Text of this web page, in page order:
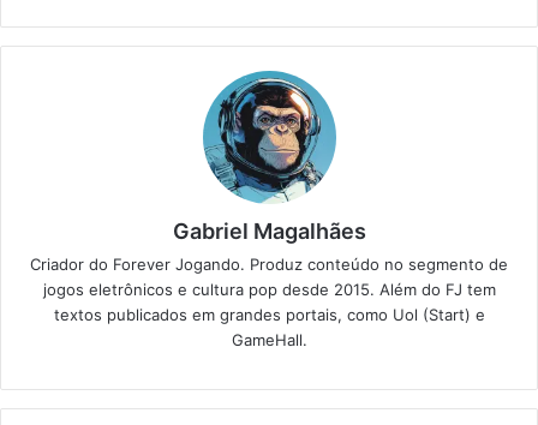
Gabriel Magalhães
Criador do Forever Jogando. Produz conteúdo no segmento de
jogos eletrônicos e cultura pop desde 2015. Além do FJ tem
textos publicados em grandes portais, como Uol (Start) e
GameHall.